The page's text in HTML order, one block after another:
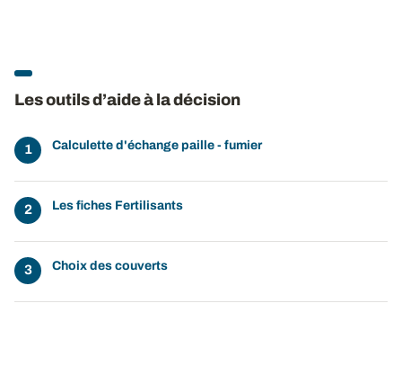
Les outils d’aide à la décision
Calculette d'échange paille - fumier
Les fiches Fertilisants
Choix des couverts